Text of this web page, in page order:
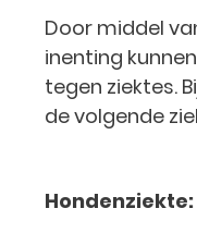
Door middel
inenting
tegen ziektes.
de volgende
Hondenziekte: